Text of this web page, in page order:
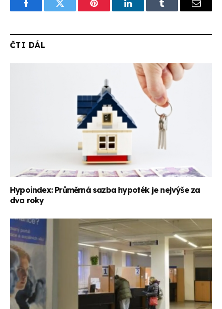
FacebookTwitter Pinterest LinkedInTumblr Email
ČTI DÁL
Hypoindex: Průměrná sazba hypoték je nejvýše za
dva roky